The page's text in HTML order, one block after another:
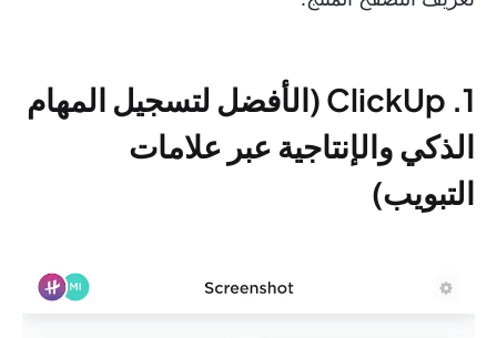
1. ClickUp (الأفضل لتسجيل المهام
الذكي والإنتاجية عبر علامات
التبويب)